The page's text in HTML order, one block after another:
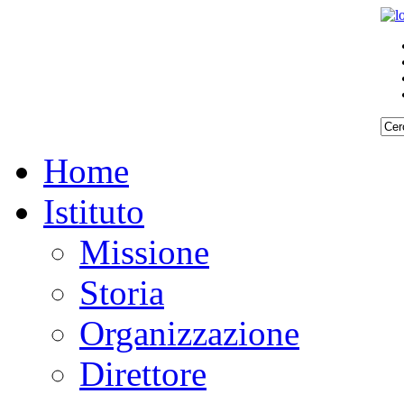
Home
Istituto
Missione
Storia
Organizzazione
Direttore